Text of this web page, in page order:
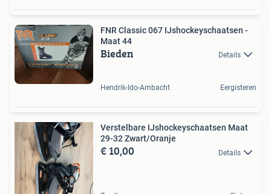
FNR Classic 067 IJshockeyschaatsen -
Maat 44
Bieden Details
Hendrik-Ido-Ambacht Eergisteren
Verstelbare IJshockeyschaatsen Maat
29-32 Zwart/Oranje
€ 10,00 Details